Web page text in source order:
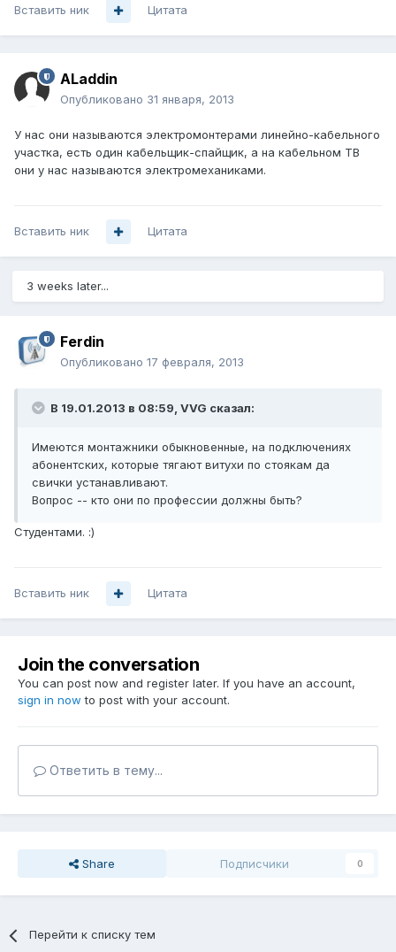
Вставить ник Цитата
ALaddin
Опубликовано 31 января, 2013
У нас они называются электромонтерами линейно-кабельного
участка, есть один кабельщик-спайщик, а на кабельном ТВ
они у нас называются электромеханиками.
Вставить ник Цитата
3 weeks later...
Ferdin
Опубликовано 17 февраля, 2013
В 19.01.2013 в 08:59, VVG сказал:
Имеются монтажники обыкновенные, на подключениях
абонентских, которые тягают витухи по стоякам да
свички устанавливают.
Вопрос -- кто они по профессии должны быть?
Студентами. :)
Вставить ник Цитата
Join the conversation
You can post now and register later. If you have an account,
sign in now to post with your account.
Ответить в тему...
Share Подписчики 0
Перейти к списку тем